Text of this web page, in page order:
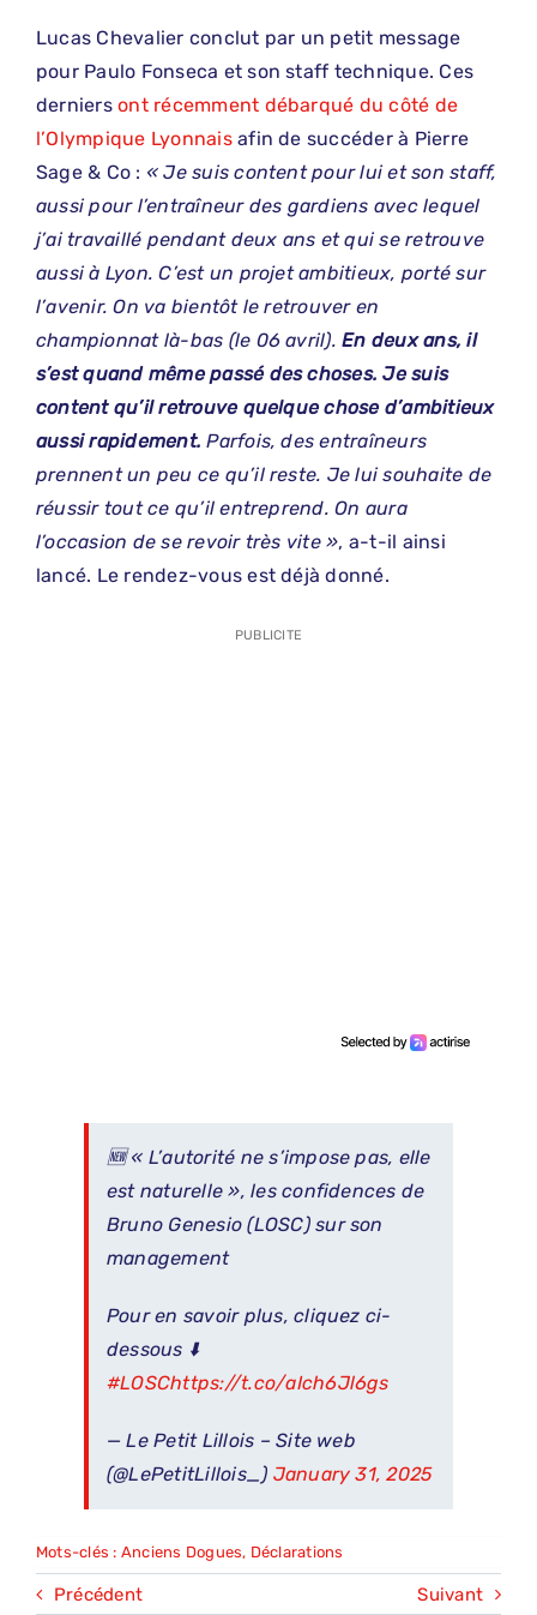
Lucas Chevalier conclut par un petit message
pour Paulo Fonseca et son staff technique. Ces
derniersont récemment débarqué du côté de
l’Olympique Lyonnaisafin de succéder à Pierre
Sage & Co : « Je suis content pour lui et son staff,
aussi pour l’entraîneur des gardiens avec lequel
j’ai travaillé pendant deux ans et qui se retrouve
aussi à Lyon. C’est un projet ambitieux, porté sur
l’avenir. On va bientôt le retrouver en
championnat là-bas (le 06 avril).En deux ans, il
s’est quand même passé des choses. Je suis
content qu’il retrouve quelque chose d’ambitieux
aussi rapidement. Parfois, des entraîneurs
prennent un peu ce qu’il reste. Je lui souhaite de
réussir tout ce qu’il entreprend. On aura
l’occasion de se revoir très vite », a-t-il ainsi
lancé. Le rendez-vous est déjà donné.
PUBLICITE
🆕 « L’autorité ne s’impose pas, elle
est naturelle », les confidences de
Bruno Genesio (LOSC) sur son
management
Pour en savoir plus, cliquez ci-
dessous ⬇️
#LOSChttps://t.co/aIch6Jl6gs
— Le Petit Lillois – Site web
(@LePetitLillois_) January 31, 2025
Mots-clés : Anciens Dogues, Déclarations
Précédent Suivant